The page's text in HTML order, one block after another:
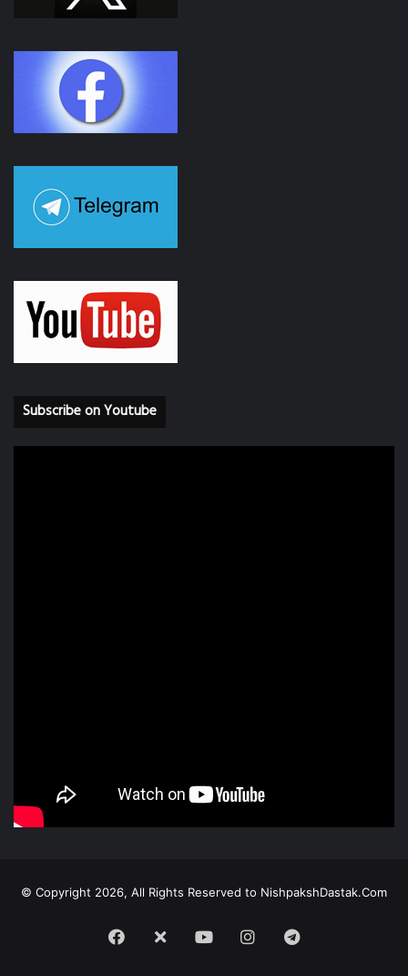
Subscribe on Youtube
© Copyright 2026, All Rights Reserved to NishpakshDastak.Com
Facebook
X YoutubeInstagramTelegram